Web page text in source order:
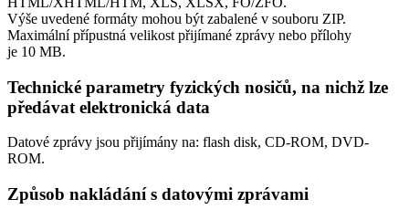
Výše uvedené formáty mohou být zabalené v souboru ZIP.
Maximální přípustná velikost přijímané zprávy nebo přílohy
je 10 MB.
Technické parametry fyzických nosičů, na nichž lze
předávat elektronická data
Datové zprávy jsou přijímány na: flash disk, CD-ROM, DVD-
ROM.
Způsob nakládání s datovými zprávami